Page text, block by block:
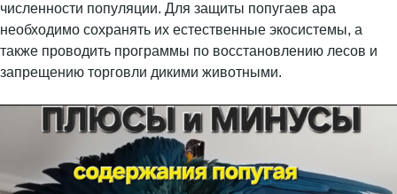
численности популяции. Для защиты попугаев ара
необходимо сохранять их естественные экосистемы, а
также проводить программы по восстановлению лесов и
запрещению торговли дикими животными.